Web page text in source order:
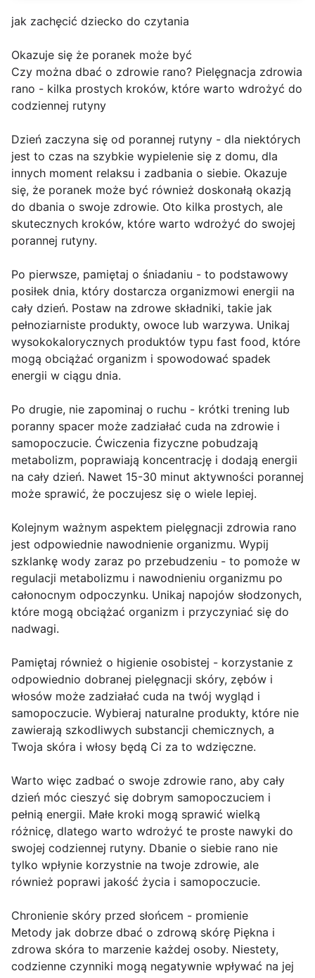
jak zachęcić dziecko do czytania
Okazuje się że poranek może być
Czy można dbać o zdrowie rano? Pielęgnacja zdrowia
rano - kilka prostych kroków, które warto wdrożyć do
codziennej rutyny
Dzień zaczyna się od porannej rutyny - dla niektórych
jest to czas na szybkie wypielenie się z domu, dla
innych moment relaksu i zadbania o siebie. Okazuje
się, że poranek może być również doskonałą okazją
do dbania o swoje zdrowie. Oto kilka prostych, ale
skutecznych kroków, które warto wdrożyć do swojej
porannej rutyny.
Po pierwsze, pamiętaj o śniadaniu - to podstawowy
posiłek dnia, który dostarcza organizmowi energii na
cały dzień. Postaw na zdrowe składniki, takie jak
pełnoziarniste produkty, owoce lub warzywa. Unikaj
wysokokalorycznych produktów typu fast food, które
mogą obciążać organizm i spowodować spadek
energii w ciągu dnia.
Po drugie, nie zapominaj o ruchu - krótki trening lub
poranny spacer może zadziałać cuda na zdrowie i
samopoczucie. Ćwiczenia fizyczne pobudzają
metabolizm, poprawiają koncentrację i dodają energii
na cały dzień. Nawet 15-30 minut aktywności porannej
może sprawić, że poczujesz się o wiele lepiej.
Kolejnym ważnym aspektem pielęgnacji zdrowia rano
jest odpowiednie nawodnienie organizmu. Wypij
szklankę wody zaraz po przebudzeniu - to pomoże w
regulacji metabolizmu i nawodnieniu organizmu po
całonocnym odpoczynku. Unikaj napojów słodzonych,
które mogą obciążać organizm i przyczyniać się do
nadwagi.
Pamiętaj również o higienie osobistej - korzystanie z
odpowiednio dobranej pielęgnacji skóry, zębów i
włosów może zadziałać cuda na twój wygląd i
samopoczucie. Wybieraj naturalne produkty, które nie
zawierają szkodliwych substancji chemicznych, a
Twoja skóra i włosy będą Ci za to wdzięczne.
Warto więc zadbać o swoje zdrowie rano, aby cały
dzień móc cieszyć się dobrym samopoczuciem i
pełnią energii. Małe kroki mogą sprawić wielką
różnicę, dlatego warto wdrożyć te proste nawyki do
swojej codziennej rutyny. Dbanie o siebie rano nie
tylko wpłynie korzystnie na twoje zdrowie, ale
również poprawi jakość życia i samopoczucie.
Chronienie skóry przed słońcem - promienie
Metody jak dobrze dbać o zdrową skórę Piękna i
zdrowa skóra to marzenie każdej osoby. Niestety,
codzienne czynniki mogą negatywnie wpływać na jej